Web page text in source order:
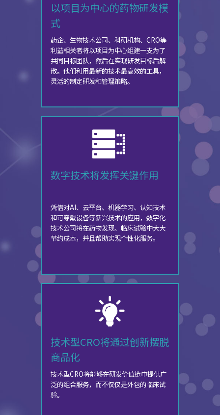
以项目为中心的药物研发模
式
药企、生物技术公司、科研机构、CRO等
利益相关者将以项目为中心组建一支为了
共同目标团队，然后在实现研发目标后解
散。他们利用最新的技术最高效的工具，
灵活的制定研发和管理策略。
数字技术将发挥关键作用
凭借对AI、云平台、机器学习、认知技术
和可穿戴设备等新兴技术的应用，数字化
技术公司将在药物发现、临床试验中大大
节约成本，并且帮助实现个性化服务。
技术型CRO将通过创新摆脱
商品化
技术型CRO将能够在研发价值链中提供广
泛的组合服务，而不仅仅是外包的临床试
验。